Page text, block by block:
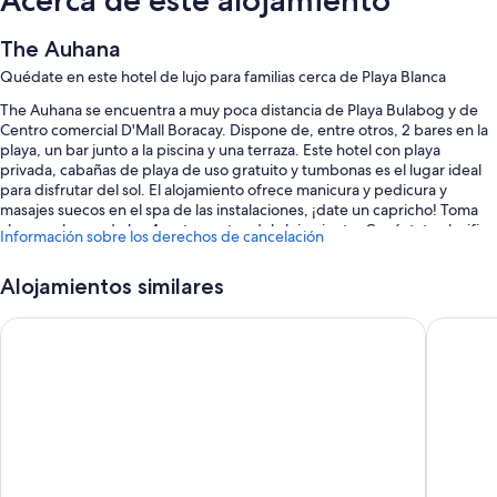
The Auhana
Quédate en este hotel de lujo para familias cerca de Playa Blanca
The Auhana se encuentra a muy poca distancia de Playa Bulabog y de
Centro comercial D'Mall Boracay. Dispone de, entre otros, 2 bares en la
playa, un bar junto a la piscina y una terraza. Este hotel con playa
privada, cabañas de playa de uso gratuito y tumbonas es el lugar ideal
para disfrutar del sol. El alojamiento ofrece manicura y pedicura y
masajes suecos en el spa de las instalaciones, ¡date un capricho! Toma
algo en alguno de los 4 restaurantes del alojamiento. Conéctate al wifi
Estos son algunos otros servicios de este hotel:
3 piscinas al aire libre y una piscina infantil, con tumbonas, sombrillas
Información sobre los derechos de cancelación
Alojamientos similares
Fairways and Bluewater Boracay Henann